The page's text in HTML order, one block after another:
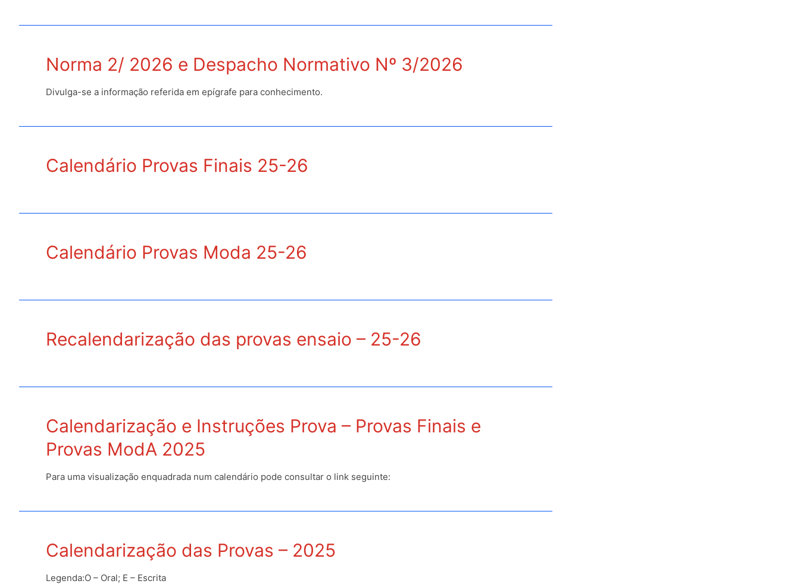
Norma 2/ 2026 e Despacho Normativo Nº 3/2026
Divulga-se a informação referida em epígrafe para conhecimento.
Calendário Provas Finais 25-26
Calendário Provas Moda 25-26
Recalendarização das provas ensaio – 25-26
Calendarização e Instruções Prova – Provas Finais e
Provas ModA 2025
Para uma visualização enquadrada num calendário pode consultar o link seguinte:
Calendarização das Provas – 2025
Legenda:O – Oral; E – Escrita